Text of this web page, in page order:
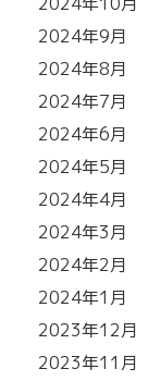
2024年9月
2024年8月
2024年7月
2024年6月
2024年5月
2024年4月
2024年3月
2024年2月
2024年1月
2023年12月
2023年11月